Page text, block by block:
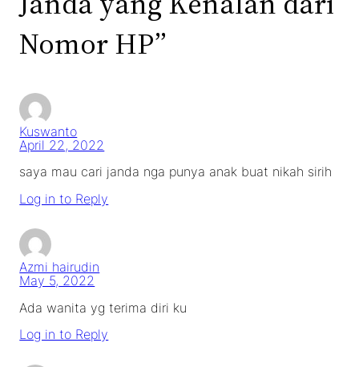
Nomor HP”
Kuswanto
April 22, 2022
saya mau cari janda nga punya anak buat nikah sirih
Log in to Reply
Azmi hairudin
May 5, 2022
Ada wanita yg terima diri ku
Log in to Reply